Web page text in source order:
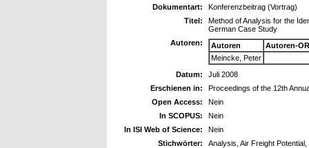
Dokumentart:
Konferenzbeitrag (Vortrag)
Titel:
Method of Analysis for the
German Case Study
Autoren:
Autoren
Autoren-
Meincke, Peter
Datum:
Juli 2008
Erschienen in:
Proceedings of the 12th
Open Access:
Nein
In SCOPUS:
Nein
In ISI Web of Science:
Nein
Stichwörter:
Analysis, Air Freight Potential,